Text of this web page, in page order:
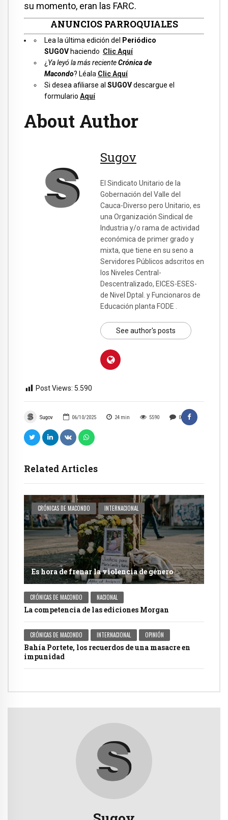
Sugov 06/10/2025 24 min 5590 0
Related Articles
CRÓNICAS DE MACONDO INTERNACIONAL
Es hora de frenar la violencia de género
CRÓNICAS DE MACONDO NACIONAL
La competencia de las ediciones Morgan
CRÓNICAS DE MACONDO INTERNACIONAL OPINIÓN
Bahía Portete, los recuerdos de una masacre en
impunidad
su momento, eran las FARC.
ANUNCIOS PARROQUIALES
Lea la última edición del
Periódico
SUGOV haciendo Clic Aquí
¿ Ya leyó la más recienteCrónica de
Macondo? Léal a Clic Aquí
Si desea afiliarse al SUGOVdescargue el
formulario Aquí
About Author
Sugov
El Sindicato Unitario de la
Gobernación del Valle del
Cauca-Diverso pero Unitario, es
una Organización Sindical de
Industria y/o rama de actividad
económica de primer grado y
mixta, que tiene en su seno a
Servidores Públicos adscritos en
los Niveles Central-
Descentralizado, EICES-ESES-
de Nivel Dptal. y Funcionaros de
Educación planta FODE .
See author's posts
Post Views: 5.590